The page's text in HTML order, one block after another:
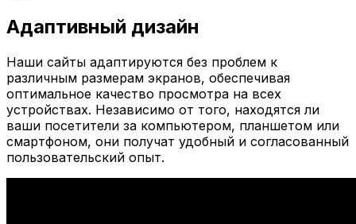
Адаптивный дизайн
Наши сайты адаптируются без проблем к
различным размерам экранов, обеспечивая
оптимальное качество просмотра на всех
устройствах. Независимо от того, находятся ли
ваши посетители за компьютером, планшетом или
смартфоном, они получат удобный и согласованный
пользовательский опыт.